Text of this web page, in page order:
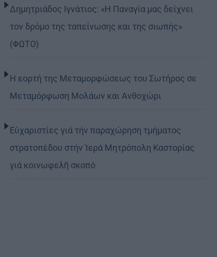
Δημητριάδος Ιγνάτιος: «Η Παναγία μας δείχνει
τον δρόμο της ταπείνωσης και της σιωπής»
(ΦΩΤΟ)
Η εορτή της Μεταμορφώσεως του Σωτήρος σε
Μεταμόρφωση Μολάων και Ανθοχώρι
Εὐχαριστίες γιά τήν παραχώρηση τμήματος
στρατοπέδου στήν Ἱερά Μητρόπολη Καστορίας
γιά κοινωφελῆ σκοπό